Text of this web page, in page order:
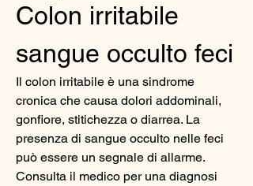
Colon irritabile
sangue occulto feci
Il colon irritabile è una sindrome
cronica che causa dolori addominali,
gonfiore, stitichezza o diarrea. La
presenza di sangue occulto nelle feci
può essere un segnale di allarme.
Consulta il medico per una diagnosi